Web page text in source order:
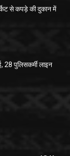
से कपड़े की दुकान में
28 पुलिसकर्मी लाइन